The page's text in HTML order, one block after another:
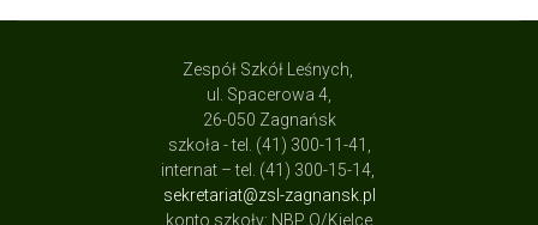
Zespół Szkół Leśnych,
ul. Spacerowa 4,
26-050 Zagnańsk
szkoła - tel. (41) 300-11-41,
internat – tel. (41) 300-15-14,
sekretariat@zsl-zagnansk.pl
konto szkoły: NBP O/Kielce